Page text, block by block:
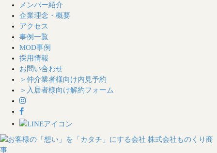
メンバー紹介
企業理念・概要
アクセス
事例一覧
MOD事例
採用情報
お問い合わせ
＞仲介業者様向け内見予約
＞入居者様向け解約フォーム